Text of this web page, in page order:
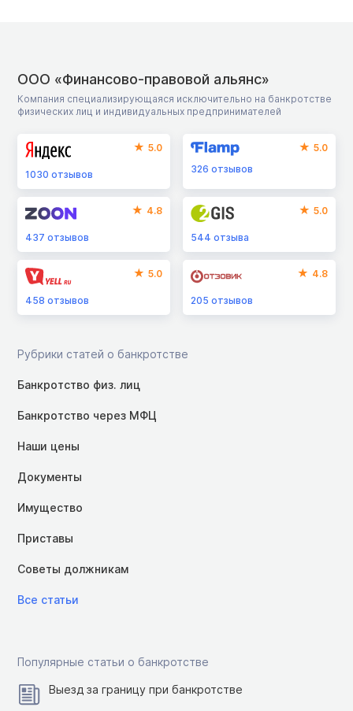
ООО «Финансово-правовой альянс»
Компания специализирующаяся исключительно на банкротстве
физических лиц и индивидуальных предпринимателей
5.0
1030 отзывов
5.0
326отзывов
4.8
437 отзывов
5.0
544отзыва
5.0
458 отзывов
4.8
205отзывов
Рубрики статей о банкротстве
Банкротство физ. лиц
Банкротство через МФЦ
Наши цены
Документы
Имущество
Приставы
Советы должникам
Все статьи
Популярные статьи о банкротстве
Выезд за границу при банкротстве